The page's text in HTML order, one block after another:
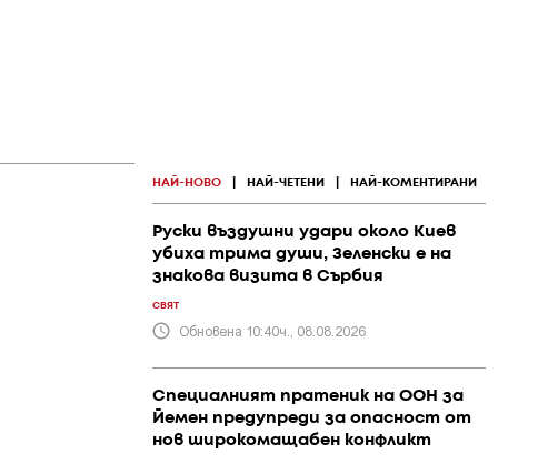
НАЙ-НОВО НАЙ-ЧЕТЕНИ НАЙ-КОМЕНТИРАНИ
Руски въздушни удари около Киев
убиха трима души, Зеленски е на
знакова визита в Сърбия
СВЯТ
Обновена 10:40ч., 08.08.2026
Специалният пратеник на ООН за
Йемен предупреди за опасност от
нов широкомащабен конфликт